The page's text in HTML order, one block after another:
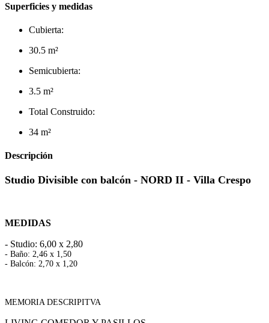
Superficies y medidas
Cubierta:
30.5 m²
Semicubierta:
3.5 m²
Total Construido:
34 m²
Descripción
Studio Divisible con balcón - NORD II - Villa Crespo
MEDIDAS
- Studio: 6,00 x 2,80
- Baño: 2,46 x 1,50
- Balcón: 2,70 x 1,20
MEMORIA DESCRIPITVA